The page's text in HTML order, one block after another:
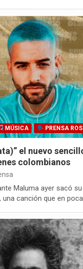
MÚSICA PRENSA
el nuevo
colombianos
Maluma ayer sacó
una canción que en